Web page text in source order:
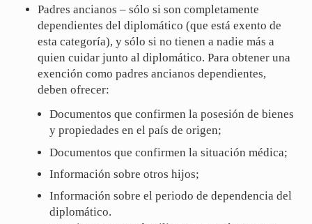
Padres ancianos – sólo si son completamente
dependientes del diplomático (que está exento de
esta categoría), y sólo si no tienen a nadie más a
quien cuidar junto al diplomático. Para obtener una
exención como padres ancianos dependientes,
deben ofrecer:
Documentos que confirmen la posesión de bienes
y propiedades en el país de origen;
Documentos que confirmen la situación médica;
Información sobre otros hijos;
Información sobre el periodo de dependencia del
diplomático.